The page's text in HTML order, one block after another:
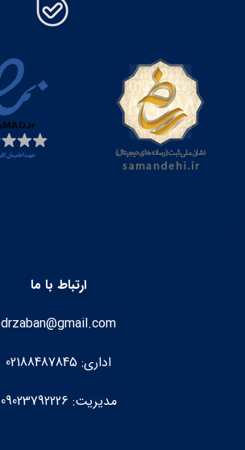
ارتباط با ما
drzaban@gmail.com
اداری: 02188487845
مدیریت: 09023792226